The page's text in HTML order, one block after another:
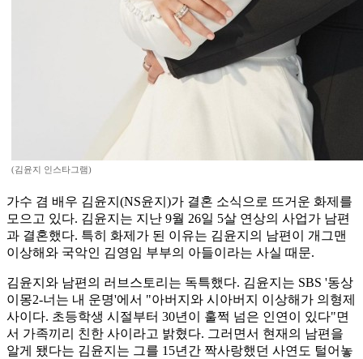
(김윤지 인스타그램)
가수 겸 배우 김윤지(NS윤지)가 결혼 소식으로 뜨거운 화제를
모으고 있다. 김윤지는 지난 9월 26일 5살 연상의 사업가 남편
과 결혼했다. 특히 화제가 된 이유는 김윤지의 남편이 개그맨
이상해와 국악인 김영임 부부의 아들이라는 사실 때문.
김윤지와 남편의 러브스토리는 독특했다. 김윤지는 SBS '동상
이몽2-너는 내 운명'에서 "아버지와 시아버지 이상해가 의형제
사이다. 초등학생 시절부터 30년이 훌쩍 넘은 인연이 있다"면
서 가족끼리 친한 사이라고 밝혔다. 그러면서 현재의 남편을
알게 됐다는 김윤지는 그를 15년간 짝사랑했던 사연도 털어놓